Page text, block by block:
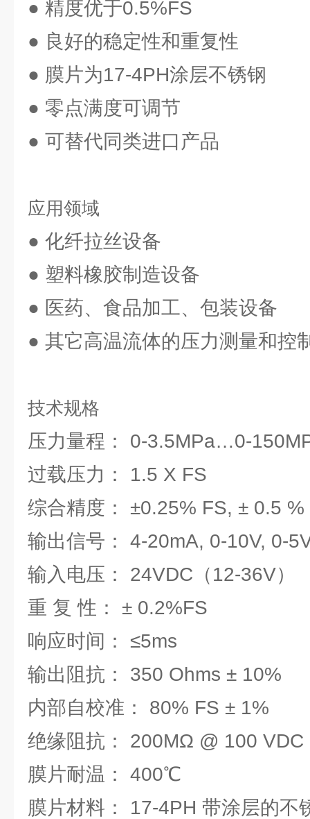
● 精度优于0.5%FS
● 良好的稳定性和重复性
● 膜片为17-4PH涂层不锈钢
● 零点满度可调节
● 可替代同类进口产品
应用领域
● 化纤拉丝设备
● 塑料橡胶制造设备
● 医药、食品加工、包装设备
● 其它高温流体的压力测量和控
技术规格
压力量程： 0-3.5MPa…0-
过载压力：
综合精度： ±0.25% FS, ± 0.5 %
输出信号： 4-20mA, 0-10V, 0-
输入电压： 24VDC（12-36V）
重 复 性： ± 0.2%FS
响应时间： ≤5ms
输出阻抗： 350 Ohms ± 10%
内部自校准： 80% FS ± 1%
绝缘阻抗： 200MΩ @ 100 VDC
膜片耐温： 400℃
膜片材料： 17-4PH 带涂层的不